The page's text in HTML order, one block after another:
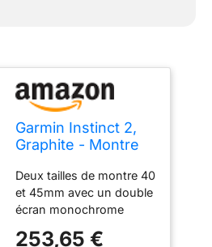
Garmin Instinct 2,
Graphite - Montre
connectée - Boîtier
45 mm
Deux tailles de montre 40
et 45mm avec un double
écran monochrome
Autonomie : jusqu’à 30h
253,65 €